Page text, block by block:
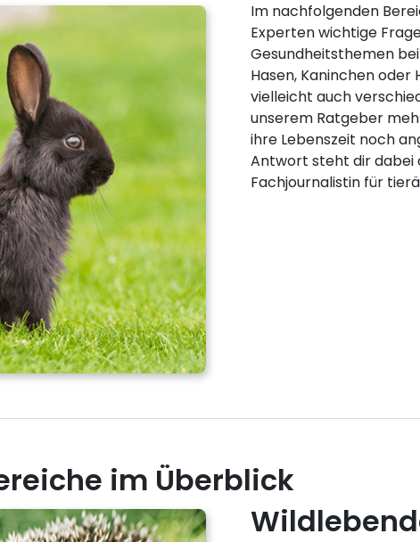
Im nachfolgenden
Experten wichtige
Gesundheitsthemen
Hasen, Kaninchen
vielleicht auch
unserem Ratgeber
ihre Lebenszeit noch
Antwort steht dir dabei
Fachjournalistin für
im Überblick